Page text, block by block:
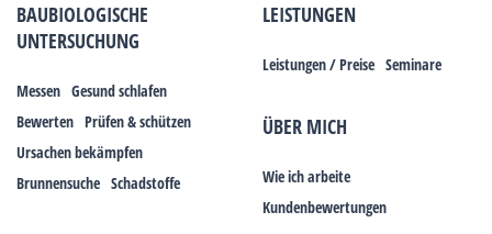
BAUBIOLOGISCHE
UNTERSUCHUNG
Messen Gesund schlafen
Bewerten Prüfen & schützen
Ursachen bekämpfen
Brunnensuche Schadstoffe
LEISTUNGEN
Leistungen / Preise Seminare
ÜBER MICH
Wie ich arbeite
Kundenbewertungen